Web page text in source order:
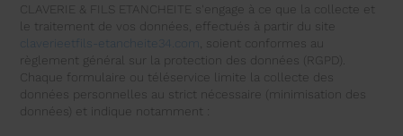
CLAVERIE & FILS ETANCHEITE s'engage à ce que la collecte et
le traitement de vos données, effectués à partir du site
claverieetfils-etancheite34.com
, soient conformes au
règlement général sur la protection des données (RGPD).
Chaque formulaire ou téléservice limite la collecte des
données personnelles au strict nécessaire (minimisation des
données) et indique notamment :